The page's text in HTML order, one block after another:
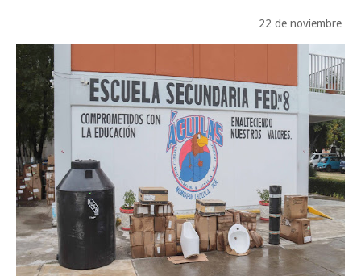
22 de noviembre